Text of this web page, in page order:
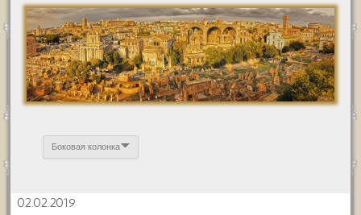
Боковая колонка
02.02.2019